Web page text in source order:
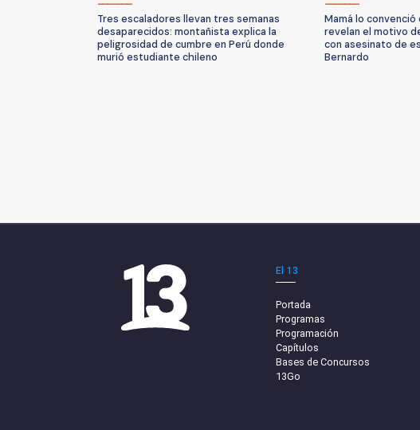
Tres escaladores llevan tres semanas
desaparecidos: montañista explica la
peligrosidad de cumbre en Perú donde
murió estudiante chileno
Mamá lo
revelan el motivo
con asesinato de
Bernardo
El 13
Portada
Programas
Programación
Capítulos
Bases de Concursos
13Go